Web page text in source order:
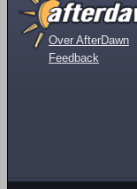
Over AfterDawn
Feedback